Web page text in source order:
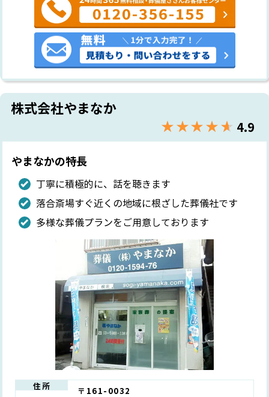
株式会社やまなか
★★★★★
☆☆☆☆☆ 4.9
やまなかの特長
丁寧に積極的に、話を聴きます
落合斎場すぐ近くの地域に根ざした葬儀社です
多様な葬儀プランをご用意しております
住所
〒161-0032